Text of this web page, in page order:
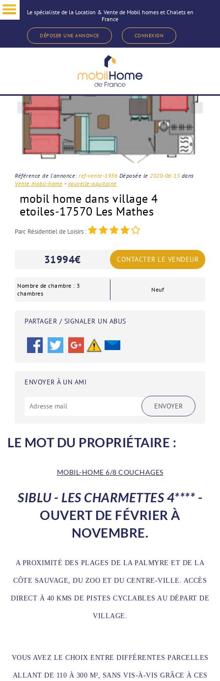
Le spécialiste de la Location & Vente de Mobil homes et Chalets en
France
DÉPOSER UNE ANNONCE CONNEXION
< Revenir à la sélection d'annonce
Référence de l'annonce: ref-vente-1936 Déposée le 2020-06-15dans
Vente mobil-home - nouvelle-aquitaine
mobil home dans village 4
etoiles-17570 Les Mathes
Parc Résidentiel de Loisirs :
31994€ CONTACTER LE VENDEUR
Nombre de chambre : 3
chambres
Neuf
PARTAGER / SIGNALER UN ABUS
ENVOYER À UN AMI
ENVOYER
LE MOT DU PROPRIÉTAIRE :
MOBIL-HOME 6/8 COUCHAGES
SIBLU - LES CHARMETTES 4**** -
OUVERT DE FÉVRIER À
NOVEMBRE.
A PROXIMITÉ DES PLAGES DE LA PALMYRE ET DE LA
CÔTE SAUVAGE, DU ZOO ET DU CENTRE-VILLE. ACCÈS
DIRECT À 40 KMS DE PISTES CYCLABLES AU DÉPART DE
VILLAGE.
VOUS AVEZ LE CHOIX ENTRE DIFFÉRENTES PARCELLES
ALLANT DE 110 À 300 M², SANS VIS-À-VIS GRÂCE À CES